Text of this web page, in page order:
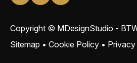
Copyright © MDesignStudio -
Sitemap • Cookie Policy •